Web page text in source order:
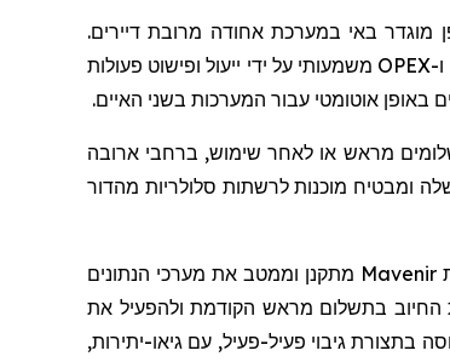
מוגדר באי במערכת אחודה מרובת דיירים.
ו-OPEX משמעותי על ידי ייעול ופישוט פעולות
באופן אוטומטי עבור המערכות בשני האיים.
מראש או לאחר שימוש, ברחבי ארובה
ומבטיח מוכנות לרשתות סלולריות מהדור
Mavenir מתקנן וממטב את מערכי הנתונים
החיוב בתשלום מראש הקודמת ולהפעיל את
גיבוי פעיל-פעיל, עם גיאו-יתירות,